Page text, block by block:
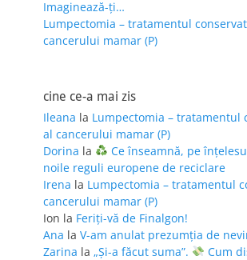
Imaginează-ți…
Lumpectomia – tratamentul
cancerului mamar (P)
cine ce-a mai zis
Ileana la Lumpectomia – tratamentul
al cancerului mamar (P)
Dorina la
Ce înseamnă, pe
noile reguli europene de reciclare
Irena la Lumpectomia – tratamentul
cancerului mamar (P)
Ion la Feriţi-vă de Finalgon!
Ana la V-am anulat prezumția de
Zarina la „Și-a făcut suma”.
Cum